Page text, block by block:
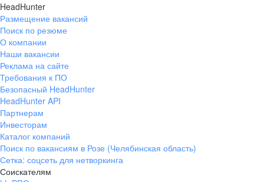
HeadHunter
Размещение вакансий
Поиск по резюме
О компании
Наши вакансии
Реклама на сайте
Требования к ПО
Безопасный HeadHunter
HeadHunter API
Партнерам
Инвесторам
Каталог компаний
Поиск по вакансиям в Розе (Челябинская область)
Сетка: соцсеть для нетворкинга
Соискателям